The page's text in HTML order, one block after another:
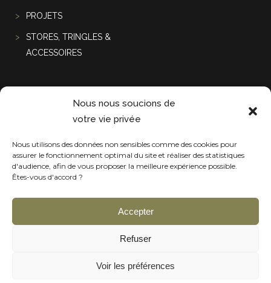
Nous nous soucions de
votre vie privée
Nous utilisons des données non sensibles comme des cookies pour
assurer le fonctionnement optimal du site et réaliser des statistiques
d'audience, afin de vous proposer la meilleure expérience possible.
Êtes-vous d'accord ?
Accepter
Refuser
Voir les préférences
PROJETS
STORES, TRINGLES &
ACCESSOIRES
Projets récentes